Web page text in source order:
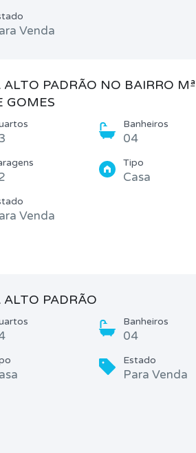
Venda
ALTO PADRÃO NO BAIRRO Mª
GOMES
Banheiros
04
Tipo
Casa
Venda
ALTO PADRÃO
Banheiros
04
Estado
Para Venda